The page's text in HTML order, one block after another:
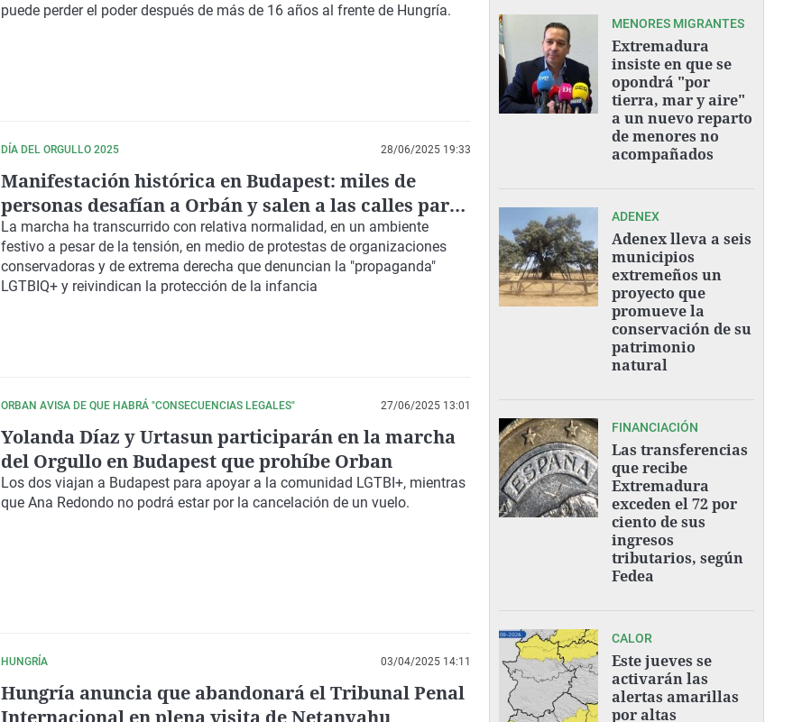
puede perder el poder después de más de 16 años al frente de Hungría.
DÍA DEL ORGULLO 2025 28/06/2025 19:33
Manifestación histórica en Budapest: miles de
personas desafían a Orbán y salen a las calles para
defender al colectivo LGTBIQ+
La marcha ha transcurrido con relativa normalidad, en un ambiente
festivo a pesar de la tensión, en medio de protestas de organizaciones
conservadoras y de extrema derecha que denuncian la "propaganda"
LGTBIQ+ y reivindican la protección de la infancia
ORBAN AVISA DE QUE HABRÁ "CONSECUENCIAS LEGALES" 27/06/2025 13:01
Yolanda Díaz y Urtasun participarán en la marcha
del Orgullo en Budapest que prohíbe Orban
Los dos viajan a Budapest para apoyar a la comunidad LGTBI+, mientras
que Ana Redondo no podrá estar por la cancelación de un vuelo.
HUNGRÍA 03/04/2025 14:11
Hungría anuncia que abandonará el Tribunal Penal
Internacional en plena visita de Netanyahu
MENORES MIGRANTES
Extremadura
insiste en que se
opondrá "por
tierra, mar y aire"
a un nuevo reparto
de menores no
acompañados
ADENEX
Adenex lleva a seis
municipios
extremeños un
proyecto que
promueve la
conservación de su
patrimonio
natural
FINANCIACIÓN
Las transferencias
que recibe
Extremadura
exceden el 72 por
ciento de sus
ingresos
tributarios, según
Fedea
CALOR
Este jueves se
activarán las
alertas amarillas
por altas